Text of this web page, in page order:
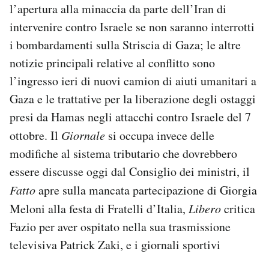
CALENDARIO
AREA PERSONALE
Notifiche mobile
Regala il Post
Hai bisogno di aiuto?
Esci
l’apertura alla minaccia da parte dell’Iran di
intervenire contro Israele se non saranno interrotti
i bombardamenti sulla Striscia di Gaza; le altre
notizie principali relative al conflitto sono
l’ingresso ieri di nuovi camion di aiuti umanitari a
Gaza e le trattative per la liberazione degli ostaggi
presi da Hamas negli attacchi contro Israele del 7
ottobre. Il Giornale si occupa invece delle
modifiche al sistema tributario che dovrebbero
essere discusse oggi dal Consiglio dei ministri, il
Fattoapre sulla mancata partecipazione di Giorgia
Meloni alla festa di Fratelli d’Italia, Liberocritica
Fazio per aver ospitato nella sua trasmissione
televisiva Patrick Zaki, e i giornali sportivi